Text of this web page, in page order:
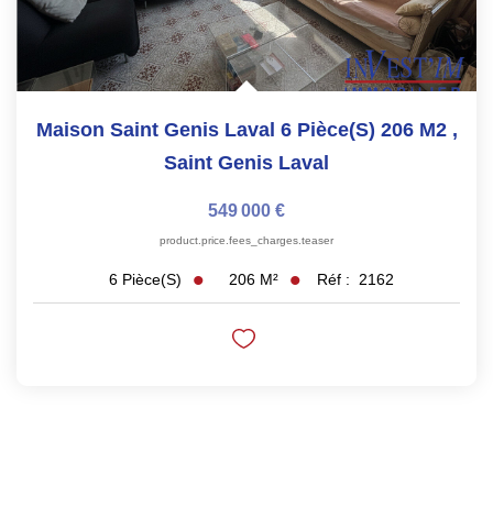
Maison Saint Genis Laval 6 Pièce(s) 206 M2 ,
Saint Genis Laval
549 000 €
product.price.fees_charges.teaser
6 Pièce(s) 206 M² Réf : 2162